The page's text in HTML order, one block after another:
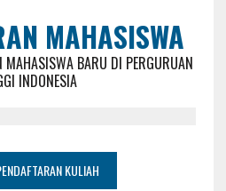
MAHASISWA
MAHASISWA BARU DI PERGURUAN
INDONESIA
KULIAH